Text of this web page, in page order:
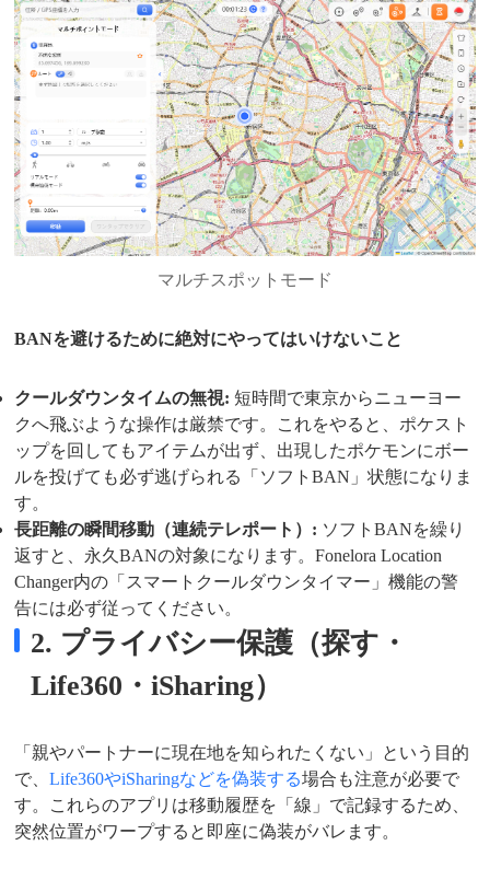
マルチスポットモード
BANを避けるために絶対にやってはいけないこと
クールダウンタイムの無視: 短時間で東京からニューヨー
クへ飛ぶような操作は厳禁です。これをやると、ポケスト
ップを回してもアイテムが出ず、出現したポケモンにボー
ルを投げても必ず逃げられる「ソフトBAN」状態になりま
す。
長距離の瞬間移動（連続テレポート）: ソフトBANを繰り
返すと、永久BANの対象になります。Fonelora Location
Changer内の「スマートクールダウンタイマー」機能の警
告には必ず従ってください。
2. プライバシー保護（探す・
Life360・iSharing）
「親やパートナーに現在地を知られたくない」という目的
で、Life360やiSharingなどを偽装する場合も注意が必要で
す。これらのアプリは移動履歴を「線」で記録するため、
突然位置がワープすると即座に偽装がバレます。